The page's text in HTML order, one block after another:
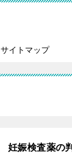
サイトマップ
妊娠検査薬の